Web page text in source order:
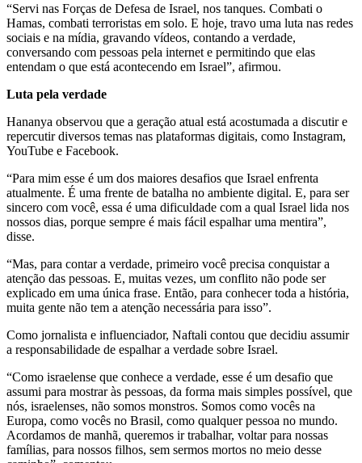
“Servi nas Forças de Defesa de Israel, nos tanques. Combati o
Hamas, combati terroristas em solo. E hoje, travo uma luta nas redes
sociais e na mídia, gravando vídeos, contando a verdade,
conversando com pessoas pela internet e permitindo que elas
entendam o que está acontecendo em Israel”, afirmou.
Luta pela verdade
Hananya observou que a geração atual está acostumada a discutir e
repercutir diversos temas nas plataformas digitais, como Instagram,
YouTube e Facebook.
“Para mim esse é um dos maiores desafios que Israel enfrenta
atualmente. É uma frente de batalha no ambiente digital. E, para ser
sincero com você, essa é uma dificuldade com a qual Israel lida nos
nossos dias, porque sempre é mais fácil espalhar uma mentira”,
disse.
“Mas, para contar a verdade, primeiro você precisa conquistar a
atenção das pessoas. E, muitas vezes, um conflito não pode ser
explicado em uma única frase. Então, para conhecer toda a história,
muita gente não tem a atenção necessária para isso”.
Como jornalista e influenciador, Naftali contou que decidiu assumir
a responsabilidade de espalhar a verdade sobre Israel.
“Como israelense que conhece a verdade, esse é um desafio que
assumi para mostrar às pessoas, da forma mais simples possível, que
nós, israelenses, não somos monstros. Somos como vocês na
Europa, como vocês no Brasil, como qualquer pessoa no mundo.
Acordamos de manhã, queremos ir trabalhar, voltar para nossas
famílias, para nossos filhos, sem sermos mortos no meio desse